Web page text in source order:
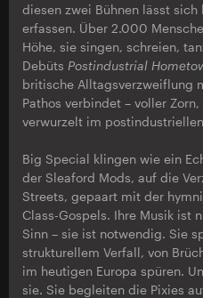
diesen zwei Bühnen lässt sich
erfassen. Über 2.000
Höhe, sie singen, schreien,
Debüts Postindustrial
britische Alltagsverzweiflung
Pathos verbindet – voller
verwurzelt im
Big Special klingen wie ein
der Sleaford Mods, auf die
Streets, gepaart mit der
Class-Gospels. Ihre Musik ist
Sinn – sie ist notwendig. Sie
strukturellem Verfall, von
im heutigen Europa spüren.
sie. Sie begleiten die Pixies